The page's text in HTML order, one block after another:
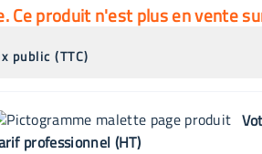
produit n'est plus en vente
public (TTC)
professionnel (HT)